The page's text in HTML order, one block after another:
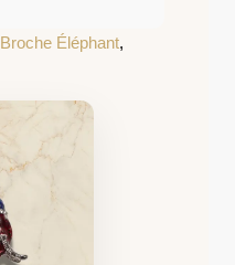
Broche Éléphant,